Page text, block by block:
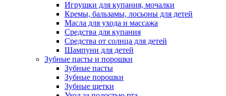
Игрушки для купания, мочалки
Кремы, бальзамы, лосьоны для детей
Масла для ухода и массажа
Средства для купания
Средства от солнца для детей
Шампуни для детей
Зубные пасты и порошки
Зубные пасты
Зубные порошки
Зубные щетки